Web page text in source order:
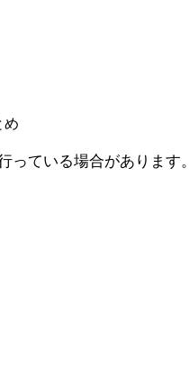
め
っている場合があります。